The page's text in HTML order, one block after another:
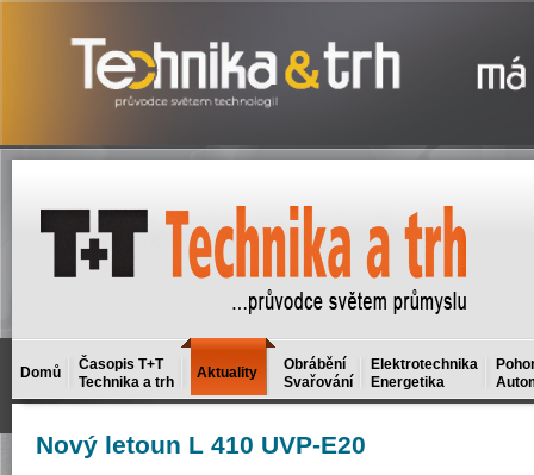
Domů
Časopis T+T
Technika a trh
Aktuality
Obrábění
Svařování
Elektrotechnika
Energetika
Nový letoun L 410 UVP-E20